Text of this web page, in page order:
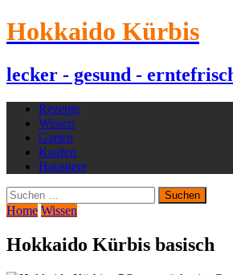
Hokkaido Kürbis
lecker - gesund -
Rezepte
Wissen
Garten
Kaufen
Haustiere
Suchen
nach:
Home Wissen
Hokkaido Kürbis basisch